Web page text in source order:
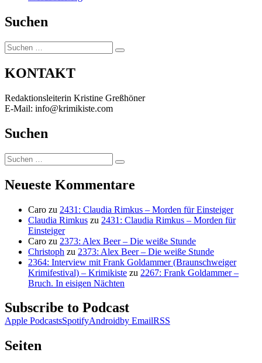
Suchen
Suchen
nach:
Suchen
KONTAKT
Redaktionsleiterin Kristine Greßhöner
E-Mail: info@krimikiste.com
Suchen
Suchen
nach:
Suchen
Neueste Kommentare
Caro zu 2431: Claudia Rimkus – Morden für Einsteiger
Claudia Rimkus zu 2431: Claudia Rimkus – Morden für
Einsteiger
Caro zu 2373: Alex Beer – Die weiße Stunde
Christoph zu 2373: Alex Beer – Die weiße Stunde
2364: Interview mit Frank Goldammer (Braunschweiger
Krimifestival) – Krimikiste zu 2267: Frank Goldammer –
Bruch. In eisigen Nächten
Subscribe to Podcast
Apple PodcastsSpotifyAndroidby EmailRSS
Seiten